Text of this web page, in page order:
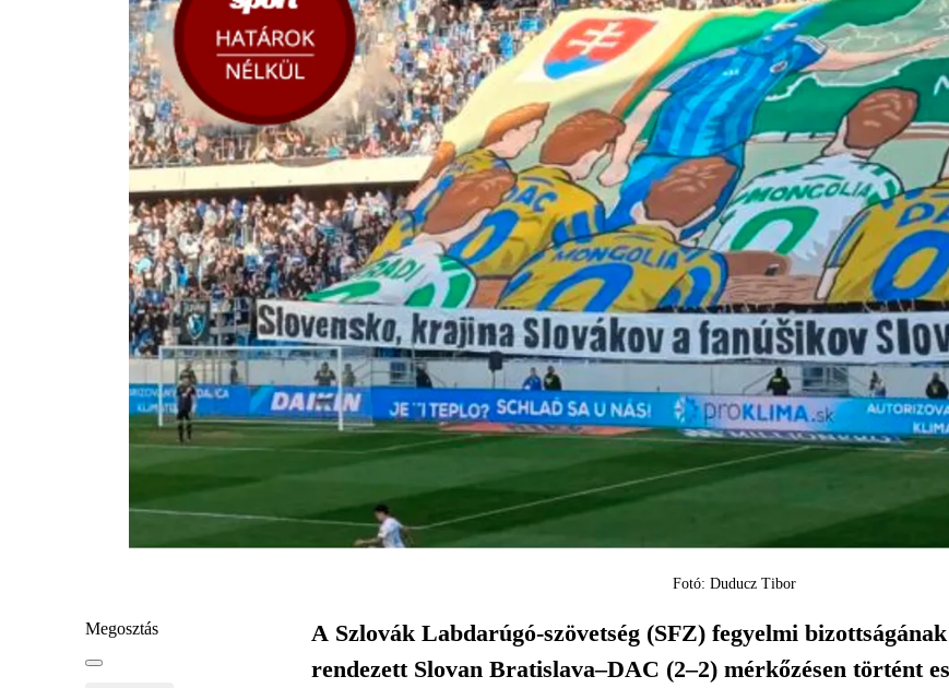
Fotó: Duducz Tibor
Megosztás
A Szlovák Labdarúgó-szövetség (SFZ) fegyelmi
rendezett Slovan Bratislava–DAC (2–2) mérkőzésen történt